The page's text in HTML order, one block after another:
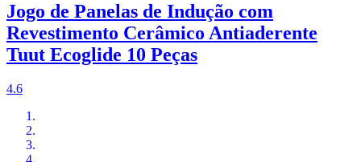
Jogo de Panelas de Indução com
Revestimento Cerâmico Antiaderente
Tuut Ecoglide 10 Peças
4.6